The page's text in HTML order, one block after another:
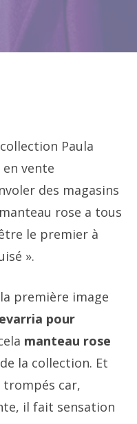
Paula
vente
des magasins
rose a tous
le premier à
».
première image
pour
manteau rose
la collection. Et
trompés car,
il fait sensation